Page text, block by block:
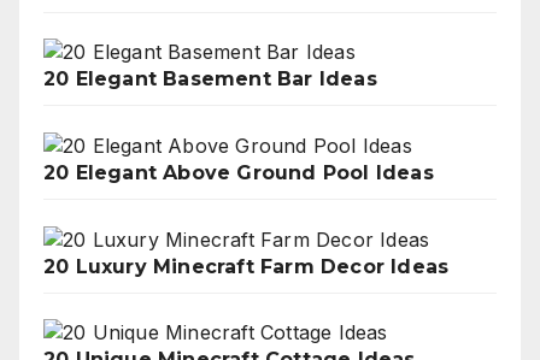
20 Elegant Basement Bar Ideas
20 Elegant Above Ground Pool Ideas
20 Luxury Minecraft Farm Decor Ideas